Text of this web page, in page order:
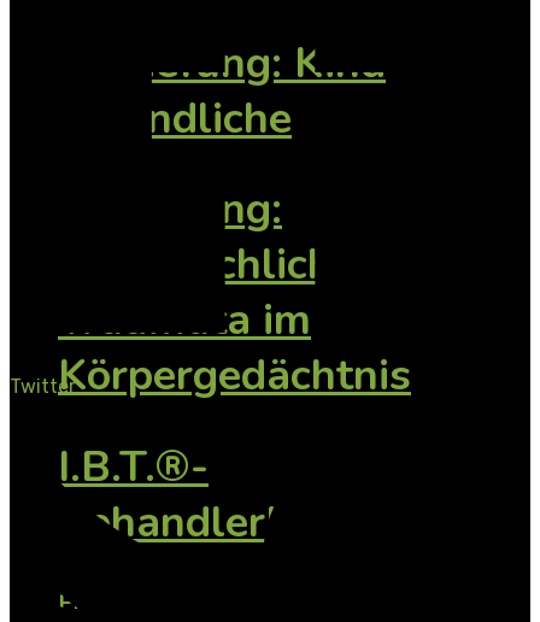
Vertiefung: Kind
Jugendliche
Vertiefung:
Vorsprachliche
Traumata im
Körpergedächtnis
I.B.T.®-
BehandlerInnen
EMDR
Twitter